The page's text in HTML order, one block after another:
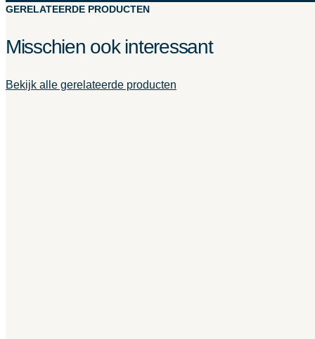
GERELATEERDE PRODUCTEN
Misschien ook interessant
Bekijk alle gerelateerde producten